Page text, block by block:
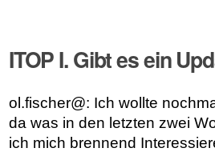
ITOP I. Gibt es ein
ol.fischer@: Ich wollte
da was in den letzten zwei
ich mich brennend